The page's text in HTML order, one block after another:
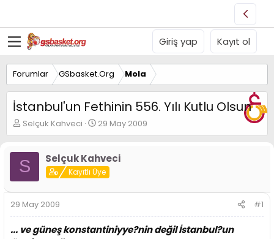
Giriş yap Kayıt ol
Forumlar GSbasket.Org Mola
İstanbul'un Fethinin 556. Yılı Kutlu Olsun
K
o
u
y
B
a
ş
a
Selçuk Kahveci
B
a
l
a
n
g
a
29 May 2009
S Selçuk Kahveci
Kayıtlı Üye
29 May 2009 #1
... ve güneş konstantiniyye?nin değil İstanbul?un